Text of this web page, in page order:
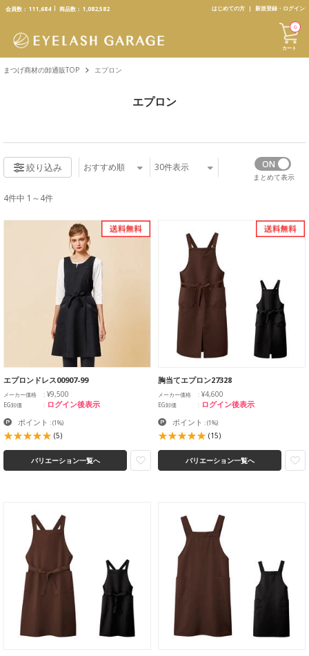
text.skipToContent
text.skipToNavigation
会員数： 111,684 商品数： 1,082,582 はじめての方 新規登録・ログイン
カート
0
まつげ商材の卸通販TOP エプロン
エプロン
絞り込み おすすめ順 30件表示
まとめて表示
4件中 1～4件
エプロンドレス00907-99
メーカー価格 ¥9,500
EG卸価 ログイン後表示
ポイント :(1%)
(5)
バリエーション一覧へ
胸当てエプロン27328
メーカー価格 ¥4,600
EG卸価 ログイン後表示
ポイント :(1%)
(15)
バリエーション一覧へ